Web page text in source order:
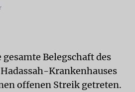
Belegschaft des
Krankenhauses
offenen Streik getreten.